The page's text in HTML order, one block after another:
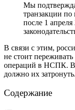
Мы
транзакции по
после 1 апреля
В связи с этим,
не стоит
операций в НСПК. В
должно их затронуть.
Содержание